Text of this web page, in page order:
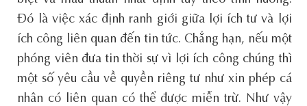
Đó là việc xác định ranh giới giữa lợi ích tư và lợi
ích công liên quan đến tin tức. Chẳng hạn, nếu một
phóng viên đưa tin thời sự vì lợi ích công chúng thì
một số yêu cầu về quyền riêng tư như xin phép cá
nhân có liên quan có thể được miễn trừ. Như vậy